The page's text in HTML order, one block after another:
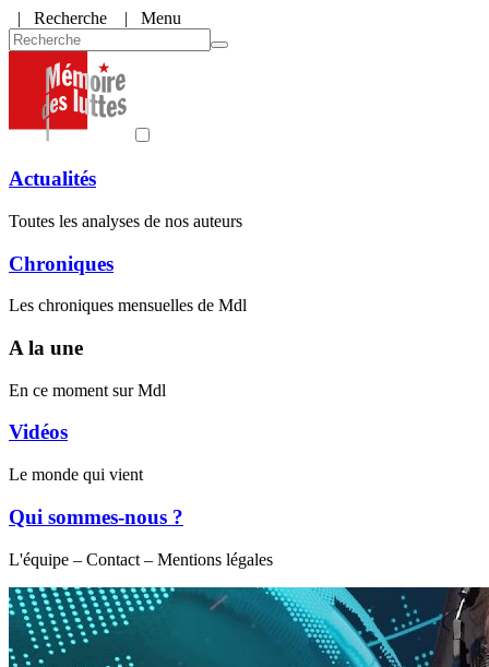
| Recherche | Menu
Actualités
Toutes les analyses de nos auteurs
Chroniques
Les chroniques mensuelles de Mdl
A la une
En ce moment sur Mdl
Vidéos
Le monde qui vient
Qui sommes-nous ?
L'équipe – Contact – Mentions légales